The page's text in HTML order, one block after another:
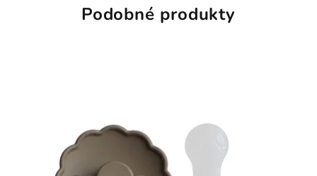
hviezdičiek.
Podobné produkty